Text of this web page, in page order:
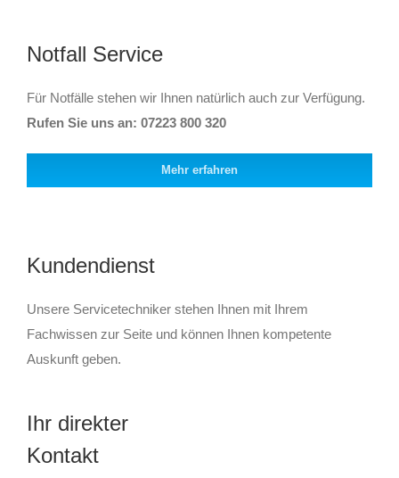
Notfall Service
Für Notfälle stehen wir Ihnen natürlich auch zur Verfügung.
Rufen Sie uns an: 07223 800 320
Mehr erfahren
Kundendienst
Unsere Servicetechniker stehen Ihnen mit Ihrem
Fachwissen zur Seite und können Ihnen kompetente
Auskunft geben.
Ihr direkter
Kontakt